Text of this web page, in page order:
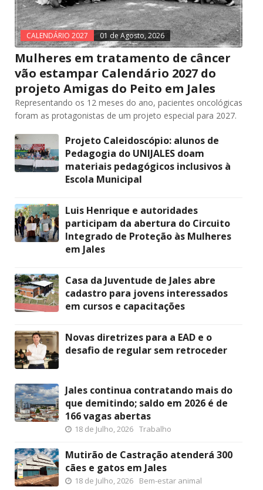
CALENDÁRIO 2027 01 de Agosto, 2026
Mulheres em tratamento de câncer
vão estampar Calendário 2027 do
projeto Amigas do Peito em Jales
Representando os 12 meses do ano, pacientes oncológicas
foram as protagonistas de um projeto especial para 2027.
Projeto Caleidoscópio: alunos de
Pedagogia do UNIJALES doam
materiais pedagógicos inclusivos à
Escola Municipal
Luis Henrique e autoridades
participam da abertura do Circuito
Integrado de Proteção às Mulheres
em Jales
Casa da Juventude de Jales abre
cadastro para jovens interessados
em cursos e capacitações
Novas diretrizes para a EAD e o
desafio de regular sem retroceder
Jales continua contratando mais do
que demitindo; saldo em 2026 é de
166 vagas abertas
18 de Julho, 2026 Trabalho
Mutirão de Castração atenderá 300
cães e gatos em Jales
18 de Julho, 2026 Bem-estar animal